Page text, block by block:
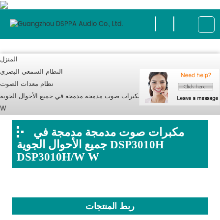
المنزل
النظام السمعي البصري
نظام معدات الصوت
مكبرات صوت مدمجة مدمجة في جميع الأحوال الجوية DSP3010H DSP3010H/W
W
مكبرات صوت مدمجة مدمجة في
جميع الأحوال الجوية DSP3010H
DSP3010H/W W
ربط المنتجات